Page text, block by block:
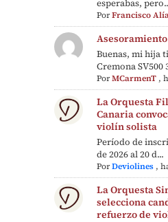
esperabas,
PorFrancisco
Buenas, mi hija
Cremona SV500
PorMCarmenT ,
La Orquesta
Canaria
violín solista
Período de
de 2026 al 20 d...
PorDeviolines ,
La Orquesta
selecciona
refuerzo de